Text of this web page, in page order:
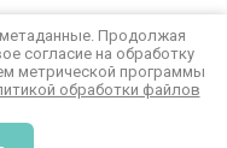
7713483018
Продолжая
согласие на обработку
метрической программы
обработки файлов